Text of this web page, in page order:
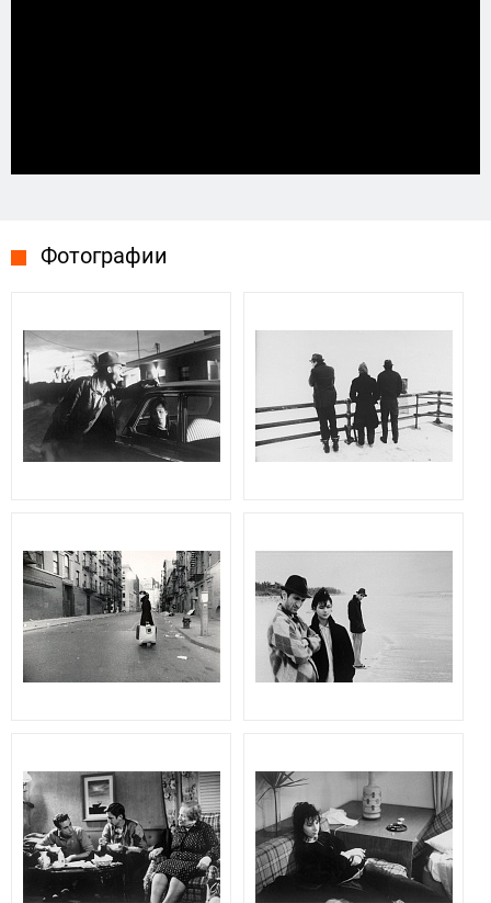
Фотографии